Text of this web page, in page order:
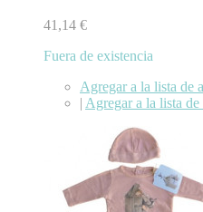
41,14 €
Fuera de existencia
Agregar a la lista de
| Agregar a la lista